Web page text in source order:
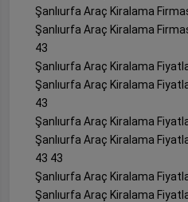
Şanlıurfa Araç Kiralama
Şanlıurfa Araç Kiralama
43
Şanlıurfa Araç Kiralama
Şanlıurfa Araç Kiralama
43
Şanlıurfa Araç Kiralama
Şanlıurfa Araç Kiralama
43 43
Şanlıurfa Araç Kiralama
Şanlıurfa Araç Kiralama